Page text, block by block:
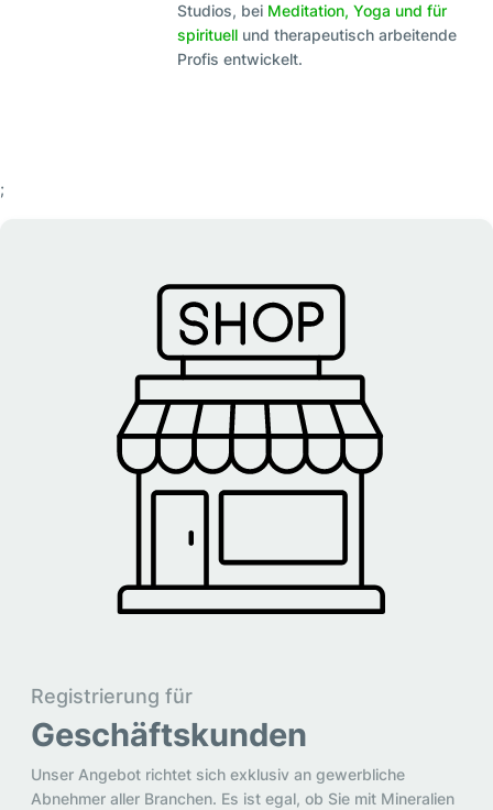
Studios, bei Meditation, Yoga und für
spirituell und therapeutisch arbeitende
Profis entwickelt.
;
Registrierung für
Geschäftskunden
Unser Angebot richtet sich exklusiv an gewerbliche
Abnehmer aller Branchen. Es ist egal, ob Sie mit Mineralien